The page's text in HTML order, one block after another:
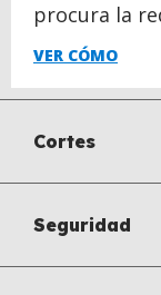
procura la
huella de
VER CÓMO
Cortes
Seguridad